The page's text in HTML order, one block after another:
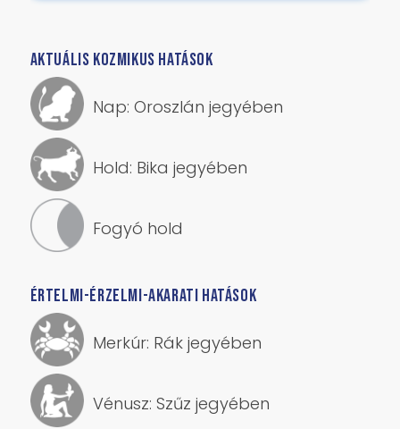
1
AKTUÁLIS KOZMIKUS HATÁSOK
Nap: Oroszlán jegyében
Hold: Bika jegyében
Fogyó hold
ÉRTELMI-ÉRZELMI-AKARATI HATÁSOK